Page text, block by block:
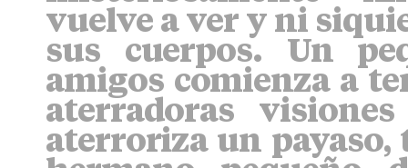
vuelve a ver y ni
sus cuerpos. Un
amigos comienza a
aterradoras
aterroriza un payaso,